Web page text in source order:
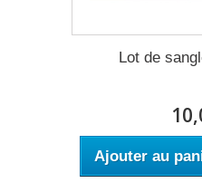
Lot de
Ajouter au